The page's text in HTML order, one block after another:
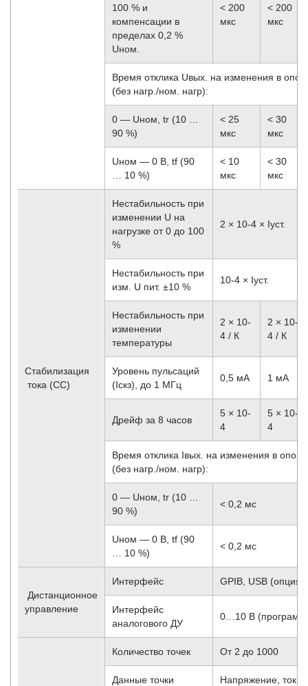
100 % и
компенсации в
пределах 0,2 %
Uном.
< 200
мкс
< 200
мкс
Время отклика Uвых. на изменения в
(без нагр./ном. нагр):
0 — Uном, tr (10 …
90 %)
< 25
мкс
< 30
мкс
Uном — 0 В, tf (90
… 10 %)
< 10
мкс
< 30
мкс
Стабилизация
тока (CC)
Нестабильность при
изменении U на
нагрузке от 0 до 100
%
2 × 10-4 × Iуст.
Нестабильность при
изм. U пит. ±10 %
10-4 × Iуст.
Нестабильность при
изменении
температуры
2 × 10-
4 / К
2 × 10-
4 / К
Уровень пульсаций
(Iскз), до 1 МГц
0,5 мА 1 мА
Дрейф за 8 часов
5 × 10-
4
5 × 10-
4
Время отклика Iвых. на изменения в
(без нагр./ном. нагр):
0 — Uном, tr (10 …
90 %)
< 0,2 мс
Uном — 0 В, tf (90
… 10 %)
< 0,2 мс
Дистанционное
управление
Интерфейс GPIB, USB (опция)
Интерфейс
аналогового ДУ
0…10 В
Количество точек От 2 до 1000
Данные точки Напряжение, ток